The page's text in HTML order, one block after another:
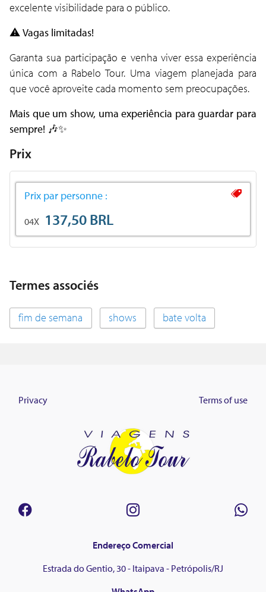
excelente visibilidade para o público.
⚠️Vagas limitadas!
Garanta sua participação e venha viver essa experiência
única com a Rabelo Tour. Uma viagem planejada para
que você aproveite cada momento sem preocupações.
Mais que um show, uma experiência para guardar para
sempre! 🎶✨
Prix
Prix par personne :
04X 137,50 BRL
Termes associés
fim de semana shows bate volta
Privacy Terms of use
Endereço Comercial
Estrada do Gentio, 30 - Itaipava - Petrópolis/RJ